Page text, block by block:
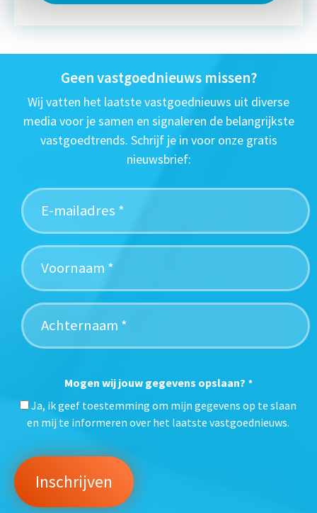
Geen vastgoednieuws missen?
Wij vatten het laatste vastgoednieuws uit diverse
media voor je samen en signaleren de belangrijkste
vastgoedtrends. Schrijf je in voor onze gratis
nieuwsbrief:
Mogen wij jouw gegevens opslaan? *
Ja, ik geef toestemming om mijn gegevens op te slaan
en mij te informeren over het laatste vastgoednieuws.